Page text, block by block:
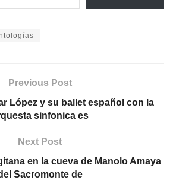
Previous Post
López y su ballet español con la
sinfonica es
Next Post
en la cueva de Manolo Amaya
Sacromonte de